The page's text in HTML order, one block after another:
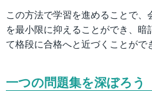
この方法で学習を進めることで
を最小限に抑えることができ、暗
て格段に合格へと近づくことがで
一つの問題集を深ぼろう